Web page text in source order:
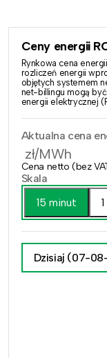
Ceny energii
Rynkowa cena
rozliczeń energii
objętych systemem
net-billingu mogą
energii elektrycznej
Aktualna cena
zł/MWh
Cena netto (bez
Skala
15 minut
Dzisiaj (07-